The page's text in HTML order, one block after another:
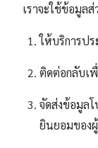
เราจะใช้ข้อมูล
ให้บริการป
ติดต่อกลับเ
จัดส่งข้อมูล
ยินยอมของ